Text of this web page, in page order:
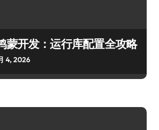
蒙开发：运行库配置全攻略
4, 2026